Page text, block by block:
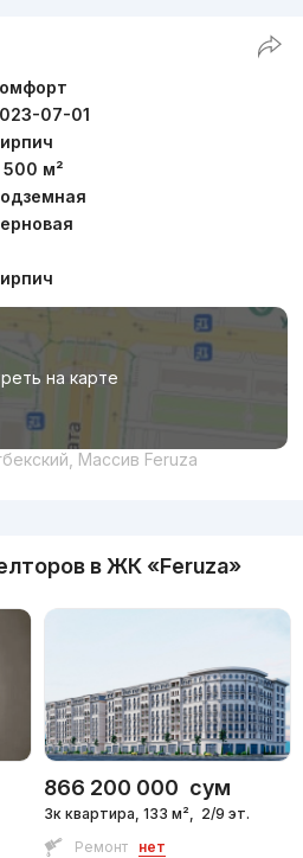
/м²
/м²
(98) 305...
07-01
500 м²
на карте
Массив Feruza
в ЖК «Feruza»
866 200 000 сум
3к квартира, 133 м², 2/9 эт.
Ремонт
нет